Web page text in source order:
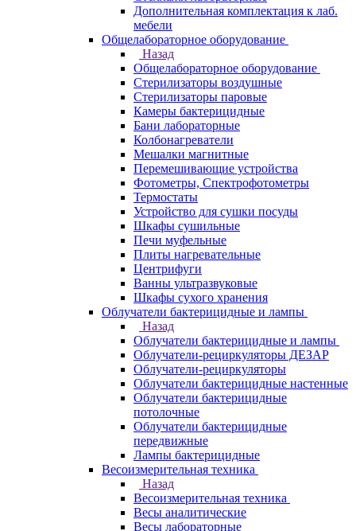
Дополнительная комплектация к лаб.
мебели
Общелабораторное оборудование
Назад
Общелабораторное оборудование
Стерилизаторы воздушные
Стерилизаторы паровые
Камеры бактерицидные
Бани лабораторные
Колбонагреватели
Мешалки магнитные
Перемешивающие устройства
Фотометры, Спектрофотометры
Термостаты
Устройство для сушки посуды
Шкафы сушильные
Печи муфельные
Плиты нагревательные
Центрифуги
Ванны ультразвуковые
Шкафы сухого хранения
Облучатели бактерицидные и лампы
Назад
Облучатели бактерицидные и лампы
Облучатели-рециркуляторы ДЕЗАР
Облучатели-рециркуляторы
Облучатели бактерицидные настенные
Облучатели бактерицидные
потолочные
Облучатели бактерицидные
передвижные
Лампы бактерицидные
Весоизмерительная техника
Назад
Весоизмерительная техника
Весы аналитические
Весы лабораторные